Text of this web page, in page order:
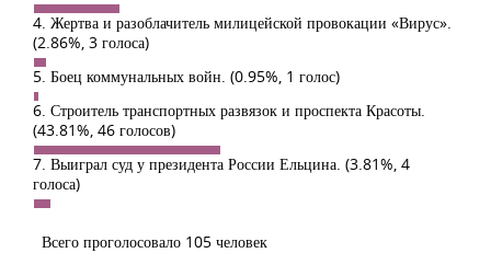
4. Жертва и разоблачитель милицейской провокации «Вирус».
(2.86%, 3 голоса)
5. Боец коммунальных войн. (0.95%, 1 голос)
6. Строитель транспортных развязок и проспекта Красоты.
(43.81%, 46 голосов)
7. Выиграл суд у президента России Ельцина. (3.81%, 4
голоса)
Всего проголосовало 105 человек